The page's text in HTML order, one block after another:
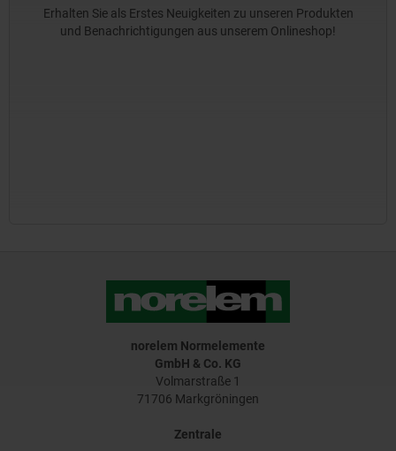
Erhalten Sie als Erstes Neuigkeiten zu unseren Produkten
und Benachrichtigungen aus unserem Onlineshop!
norelem Normelemente
GmbH & Co. KG
Volmarstraße 1
71706 Markgröningen
Zentrale